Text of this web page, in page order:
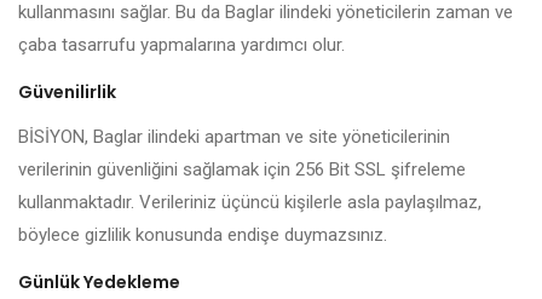
kullanmasını sağlar. Bu da Baglar ilindeki yöneticilerin zaman ve
çaba tasarrufu yapmalarına yardımcı olur.
Güvenilirlik
BİSİYON, Baglar ilindeki apartman ve site yöneticilerinin
verilerinin güvenliğini sağlamak için 256 Bit SSL şifreleme
kullanmaktadır. Verileriniz üçüncü kişilerle asla paylaşılmaz,
böylece gizlilik konusunda endişe duymazsınız.
Günlük Yedekleme